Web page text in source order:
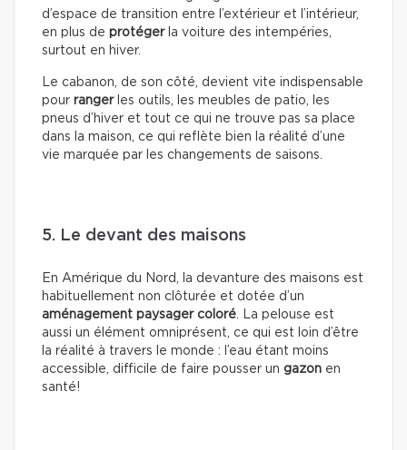
d’espace de transition entre l’extérieur et l’intérieur,
en plus de protégerla voiture des intempéries,
surtout en hiver.
Le cabanon, de son côté, devient vite indispensable
pour rangerles outils, les meubles de patio, les
pneus d’hiver et tout ce qui ne trouve pas sa place
dans la maison, ce qui reflète bien la réalité d’une
vie marquée par les changements de saisons.
5. Le devant des maisons
En Amérique du Nord, la devanture des maisons est
habituellement non clôturée et dotée d’un
aménagement paysager coloré. La pelouse est
aussi un élément omniprésent, ce qui est loin d’être
la réalité à travers le monde : l’eau étant moins
accessible, difficile de faire pousser un gazon en
santé!